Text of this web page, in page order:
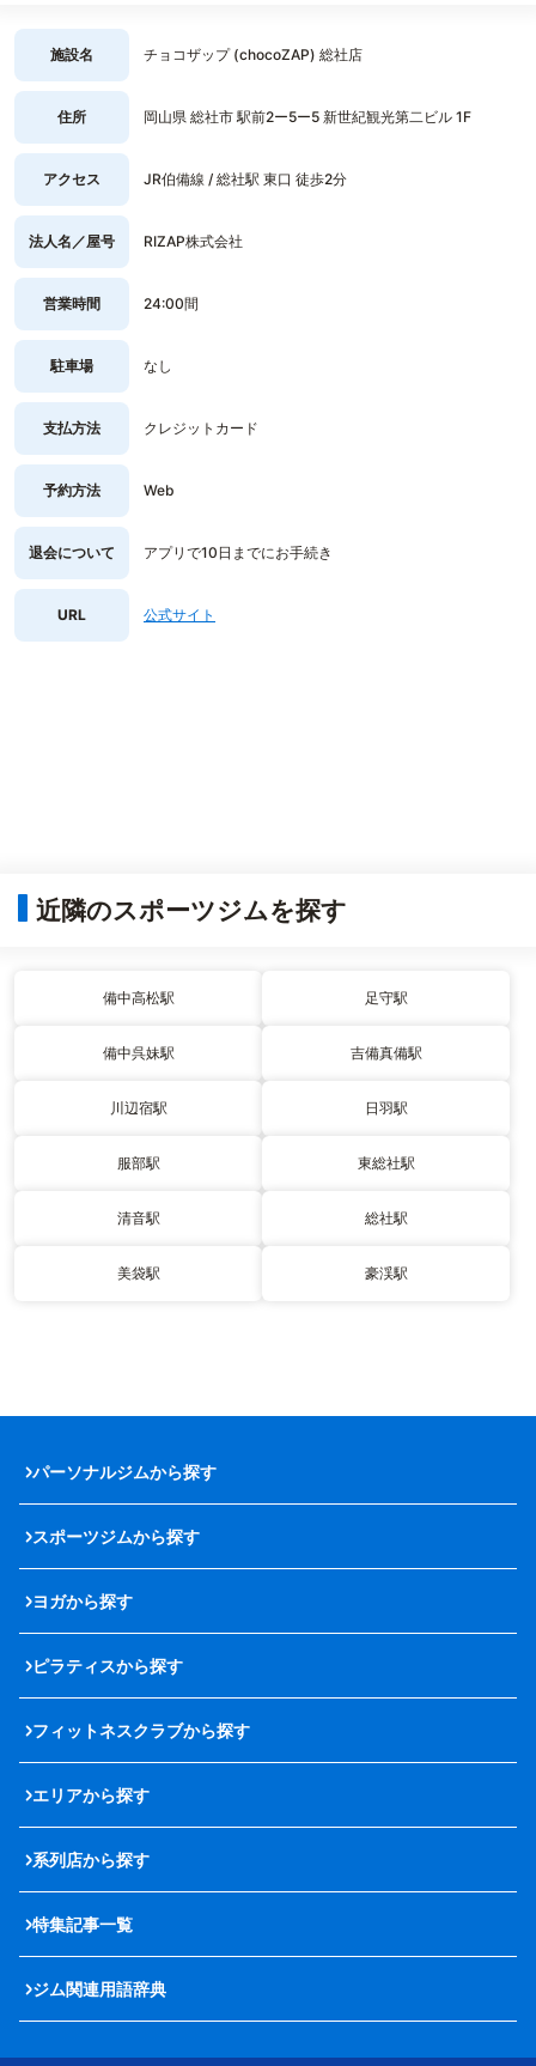
施設名 チョコザップ (chocoZAP) 総社店
住所 岡山県 総社市 駅前2ー5ー5 新世紀観光第二ビル 1F
アクセス JR伯備線 / 総社駅 東口 徒歩2分
法人名／屋号 RIZAP株式会社
営業時間 24:00間
駐車場 なし
支払方法 クレジットカード
予約方法 Web
退会について アプリで10日までにお手続き
URL 公式サイト
近隣のスポーツジムを探す
備中高松駅 足守駅
備中呉妹駅 吉備真備駅
川辺宿駅 日羽駅
服部駅 東総社駅
清音駅 総社駅
美袋駅 豪渓駅
パーソナルジムから探す
スポーツジムから探す
ヨガから探す
ピラティスから探す
フィットネスクラブから探す
エリアから探す
系列店から探す
特集記事一覧
ジム関連用語辞典